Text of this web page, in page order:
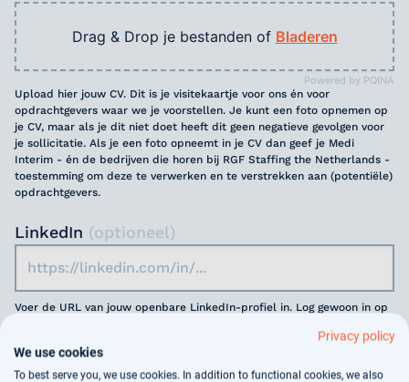
Powered by PQINA
Drag & Drop je bestanden of Bladeren
Upload hier jouw CV. Dit is je visitekaartje voor ons én voor
opdrachtgevers waar we je voorstellen. Je kunt een foto opnemen op
je CV, maar als je dit niet doet heeft dit geen negatieve gevolgen voor
je sollicitatie. Als je een foto opneemt in je CV dan geef je Medi
Interim - én de bedrijven die horen bij RGF Staffing the Netherlands -
toestemming om deze te verwerken en te verstrekken aan (potentiële)
opdrachtgevers.
LinkedIn (optioneel)
Voer de URL van jouw openbare LinkedIn-profiel in. Log gewoon in op
Motivatie(optioneel)
Privacy policy
We use cookies
To best serve you, we use cookies. In addition to functional cookies, we also